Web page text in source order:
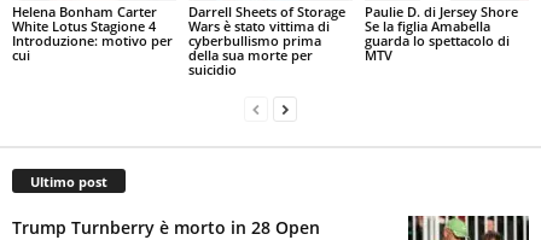
Helena Bonham Carter
White Lotus Stagione 4
Introduzione: motivo per
cui
Darrell Sheets of Storage
Wars è stato vittima di
cyberbullismo prima
della sua morte per
suicidio
Paulie D. di Jersey Shore
Se la figlia Amabella
guarda lo spettacolo di
MTV
Ultimo post
Trump Turnberry è morto in 28 Open